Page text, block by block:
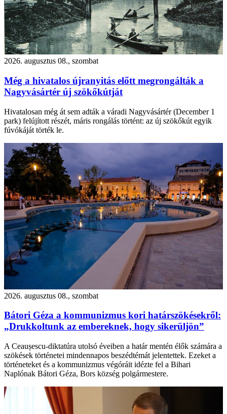
2026. augusztus 08., szombat
Még a hivatalos újranyitás előtt megrongálták a
Nagyvásártér új szökőkútját
Hivatalosan még át sem adták a váradi Nagyvásártér (December 1
park) felújított részét, máris rongálás történt: az új szökőkút egyik
fúvókáját törték le.
2026. augusztus 08., szombat
Bátori Géza a kommunizmus kori határszökésekről:
„Drukkoltunk az embereknek, hogy sikerüljön”
A Ceaușescu-diktatúra utolsó éveiben a határ mentén élők számára a
szökések történetei mindennapos beszédtémát jelentettek. Ezeket a
történeteket és a kommunizmus végóráit idézte fel a Bihari
Naplónak Bátori Géza, Bors község polgármestere.